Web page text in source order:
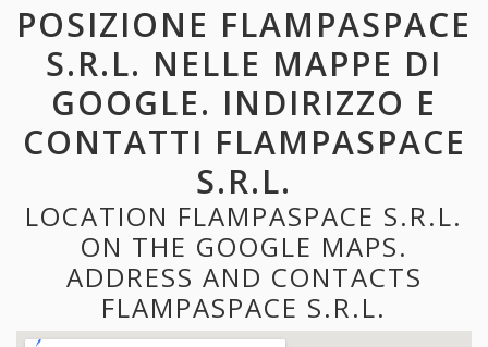
POSIZIONE FLAMPASPACE
S.R.L. NELLE MAPPE DI
GOOGLE. INDIRIZZO E
CONTATTI FLAMPASPACE
S.R.L.
LOCATION FLAMPASPACE S.R.L.
ON THE GOOGLE MAPS.
ADDRESS AND CONTACTS
FLAMPASPACE S.R.L.